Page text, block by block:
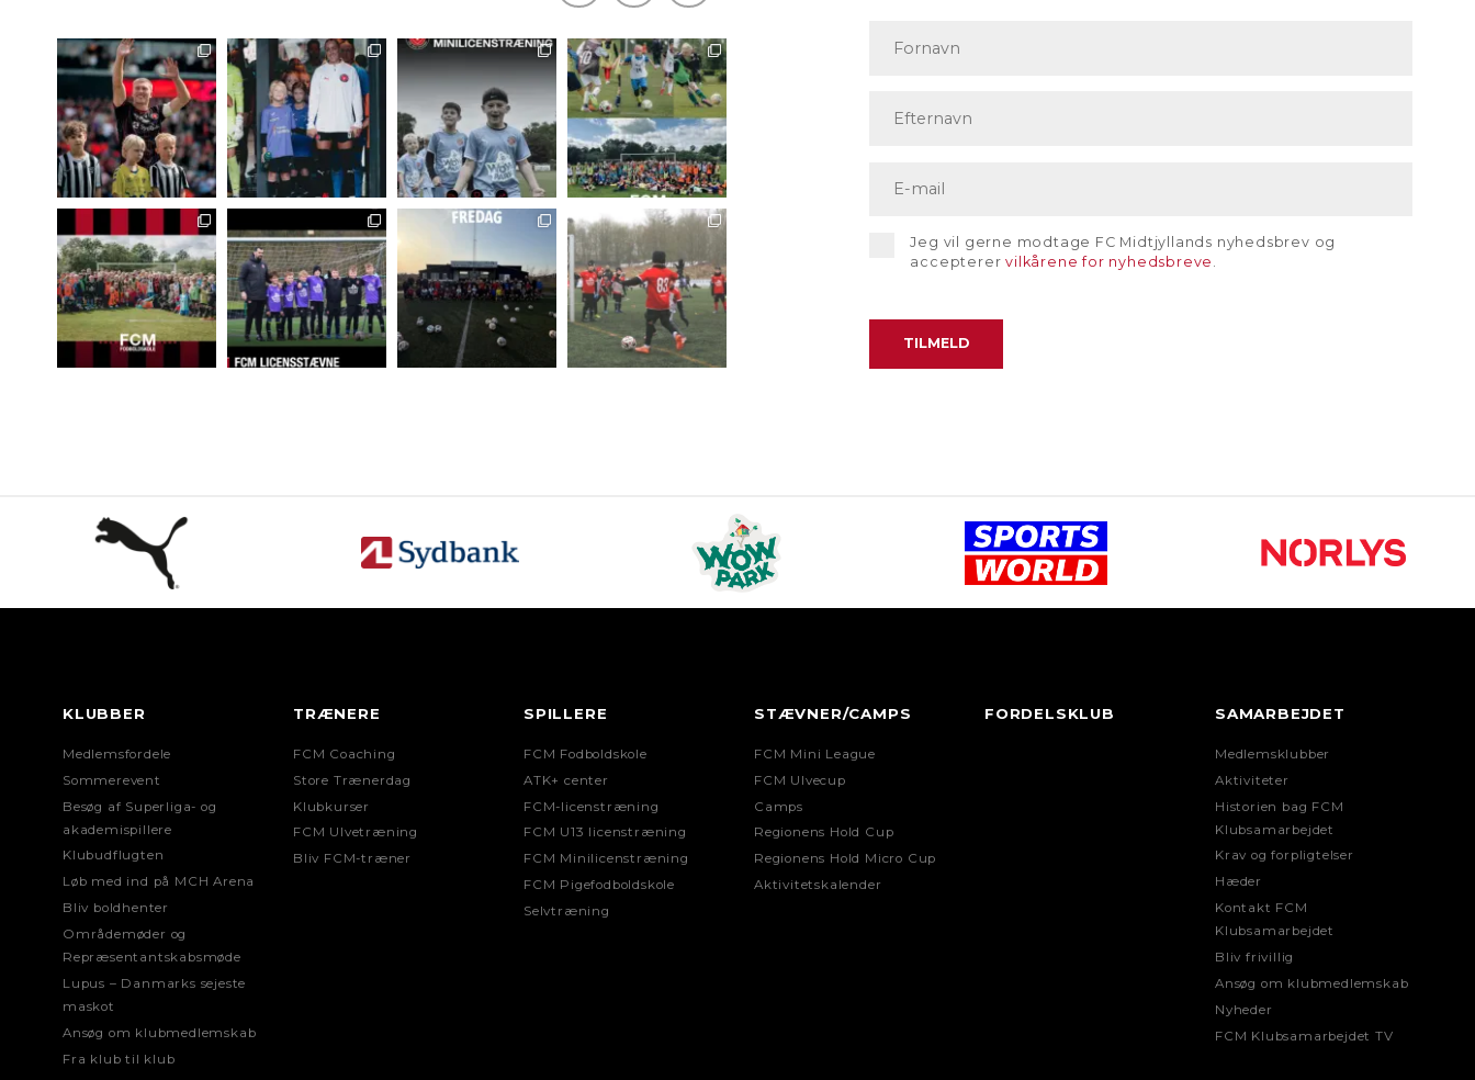
Jeg vil gerne modtage FC Midtjyllands nyhedsbrev og
accepterervilkårene for nyhedsbreve
KLUBBER
Medlemsfordele
Sommerevent
Besøg af Superliga- og
akademispillere
Klubudflugten
Løb med ind på MCH Arena
Bliv boldhenter
Områdemøder og
Repræsentantskabsmøde
Lupus – Danmarks sejeste
maskot
Ansøg om klubmedlemskab
Fra klub til klub
TRÆNERE
FCM Coaching
Store Trænerdag
Klubkurser
FCM Ulvetræning
Bliv FCM-træner
SPILLERE
FCM Fodboldskole
ATK+ center
FCM-licenstræning
FCM U13 licenstræning
FCM Minilicenstræning
FCM Pigefodboldskole
Selvtræning
STÆVNER/CAMPS
FCM Mini League
FCM Ulvecup
Camps
Regionens Hold Cup
Regionens Hold Micro Cup
Aktivitetskalender
FORDELSKLUB SAMARBEJDET
Medlemsklubber
Aktiviteter
Historien bag FCM
Klubsamarbejdet
Krav og forpligtelser
Hæder
Kontakt FCM
Klubsamarbejdet
Bliv frivillig
Ansøg om klubmedlemskab
Nyheder
FCM Klubsamarbejdet TV